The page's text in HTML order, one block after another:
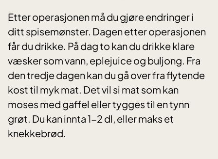
Etter operasjonen må du gjøre endringer i
ditt spisemønster. Dagen etter operasjonen
får du drikke. På dag to kan du drikke klare
væsker som vann, eplejuice og buljong. Fra
den tredje dagen kan du gå over fra flytende
kost til myk mat. Det vil si mat som kan
moses med gaffel eller tygges til en tynn
grøt. Du kan innta 1-2 dl, eller maks et
knekkebrød.